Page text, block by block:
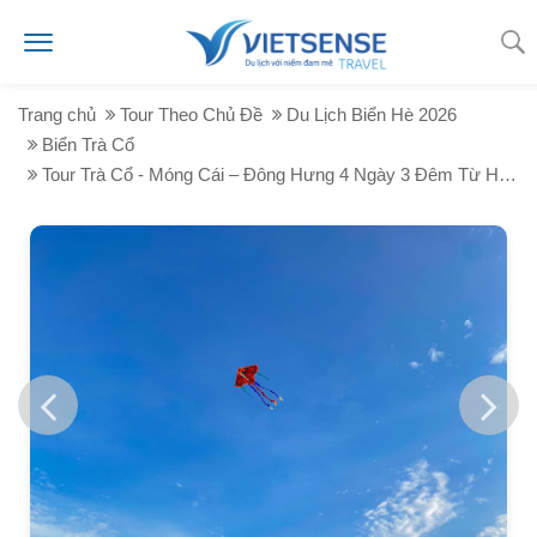
Trang chủ Tour Theo Chủ Đề
Du Lịch Biển Hè 2026
Biển Trà Cổ
Tour Trà Cổ - Móng Cái – Đông Hưng 4 Ngày 3 Đêm Từ Hà Nội